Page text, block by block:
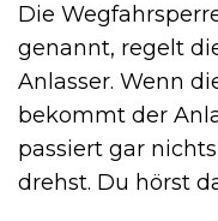
Die
genannt, regelt
Anlasser. Wenn
bekommt der
passiert gar
drehst. Du hörst